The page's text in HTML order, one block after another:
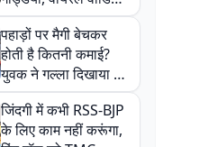
से राजनीति में उबाल,
अजित महतो बोले- TMC
की गंदी चाल
पहाड़ों पर मैगी बेचकर
होती है कितनी कमाई?
युवक ने गल्ला दिखाया तो
नौकरी वालों के खड़े हो गए
कान
जिंदगी में कभी RSS-BJP
के लिए काम नहीं करूंगा,